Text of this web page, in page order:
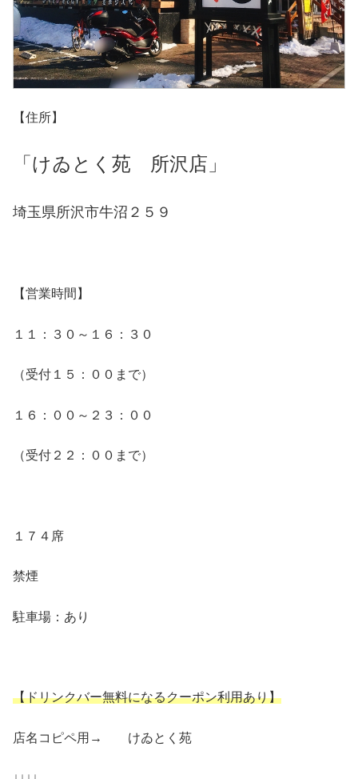
【住所】
「けゐとく苑 所沢店」
埼玉県所沢市牛沼２５９
【営業時間】
１１：３０～１６：３０
（受付１５：００まで）
１６：００～２３：００
（受付２２：００まで）
１７４席
禁煙
駐車場：あり
【ドリンクバー無料になるクーポン利用あり】
店名コピペ用→ けゐとく苑